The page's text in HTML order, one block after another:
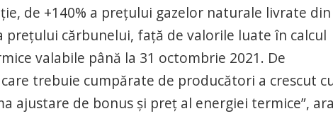
de +140% a prețului gazelor naturale livrate din
prețului cărbunelui, față de valorile luate în calcul
valabile până la 31 octombrie 2021. De
trebuie cumpărate de producători a crescut
ajustare de bonus și preț al energiei termice”,